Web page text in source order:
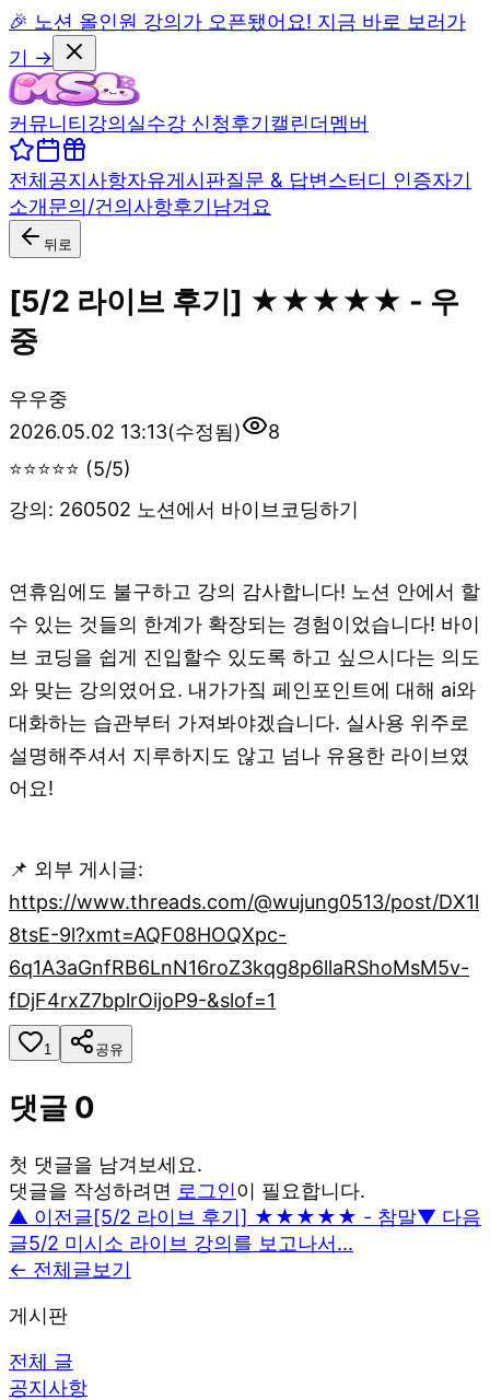
🎉 노션 올인원 강의가 오픈됐어요! 지금 바로 보러가
기 →
커뮤니티강의실수강 신청후기캘린더멤버
전체공지사항자유게시판질문 & 답변스터디 인증자기
소개문의/건의사항후기남겨요
뒤로
[5/2 라이브 후기] ★★★★★ - 우
중
우우중
2026.05.02 13:13(수정됨)
8
⭐⭐⭐⭐⭐ (5/5)
강의: 260502 노션에서 바이브코딩하기
연휴임에도 불구하고 강의 감사합니다! 노션 안에서 할
수 있는 것들의 한계가 확장되는 경험이었습니다! 바이
브 코딩을 쉽게 진입할수 있도록 하고 싶으시다는 의도
와 맞는 강의였어요. 내가가짘 페인포인트에 대해 ai와
대화하는 습관부터 가져봐야겠습니다. 실사용 위주로
설명해주셔서 지루하지도 않고 넘나 유용한 라이브였
어요!
📌 외부 게시글:
https://www.threads.com/@wujung0513/post/DX1l
8tsE-9l?xmt=AQF08HOQXpc-
6q1A3aGnfRB6LnN16roZ3kqg8p6llaRShoMsM5v-
fDjF4rxZ7bplrOijoP9-&slof=1
1 공유
댓글 0
첫 댓글을 남겨보세요.
댓글을 작성하려면 로그인이 필요합니다.
▲ 이전글[5/2 라이브 후기] ★★★★★ - 참말▼ 다음
글5/2 미시소 라이브 강의를 보고나서...
← 전체글보기
게시판
전체 글
공지사항